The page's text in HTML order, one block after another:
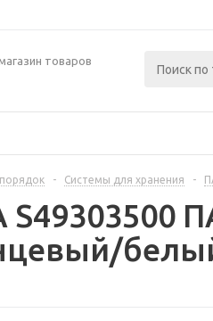
товаров
- Системы для хранения -
S49303500